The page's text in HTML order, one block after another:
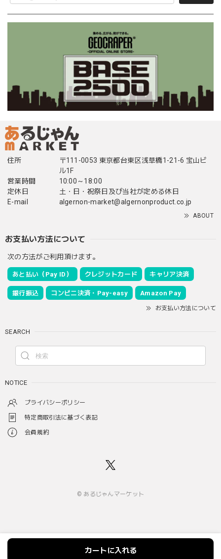
住所
〒111-0053 東京都台東区浅草橋1-21-6 宝山ビ
ル1F
営業時間
10:00～18:00
定休日
土・日・祝祭日及び当社が定める休日
E-mail
algernon-market@algernonproduct.co.jp
ABOUT
お支払い方法について
次の方法がご利用頂けます。
あと払い（Pay ID） クレジットカード キャリア決済
銀行振込 コンビニ決済・Pay-easy Amazon Pay
お支払い方法について
SEARCH
NOTICE
プライバシーポリシー
特定商取引法に基づく表記
会員規約
© あるじゃんマーケット
カートに入れる